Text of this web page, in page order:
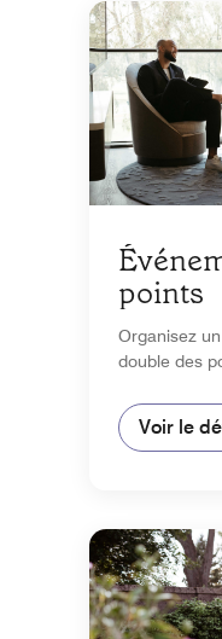
points
Organisez
double des
Voir le